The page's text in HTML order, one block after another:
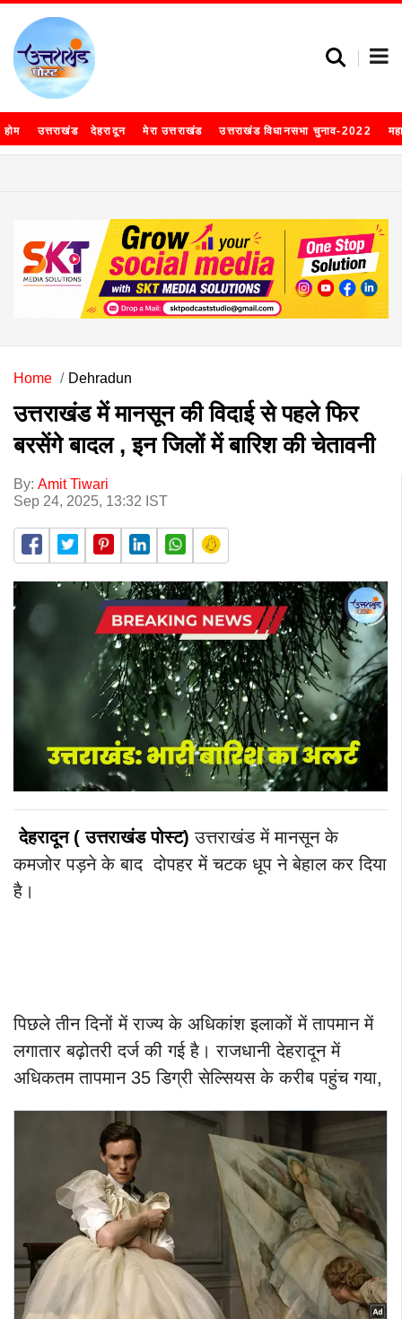
होम उत्तराखंड देहरादून मेरा उत्तराखंड उत्तराखंड विधानसभा चुनाव-2022
Home Dehradun
उत्तराखंड में मानसून की विदाई से पहले फिर
बरसेंगे बादल , इन जिलों में बारिश की चेतावनी
By: Amit Tiwari
Sep 24, 2025, 13:32 IST
देहरादून(उत्तराखंड पोस्ट) उत्तराखंड में मानसून के
कमजोर पड़ने के बाद दोपहर में चटक धूप ने बेहाल कर दिया
है।
पिछले तीन दिनों में राज्य के अधिकांश इलाकों में तापमान में
लगातार बढ़ोतरी दर्ज की गई है। राजधानी देहरादून में
अधिकतम तापमान 35 डिग्री सेल्सियस के करीब पहुंच गया,